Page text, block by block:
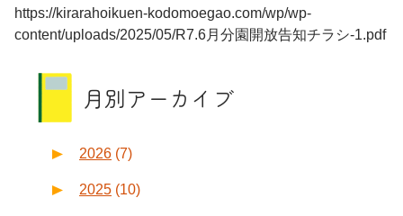
https://kirarahoikuen-kodomoegao.com/wp/wp-
content/uploads/2025/05/R7.6月分園開放告知チラシ-1.pdf
月別アーカイブ
2026 (7)
2025 (10)